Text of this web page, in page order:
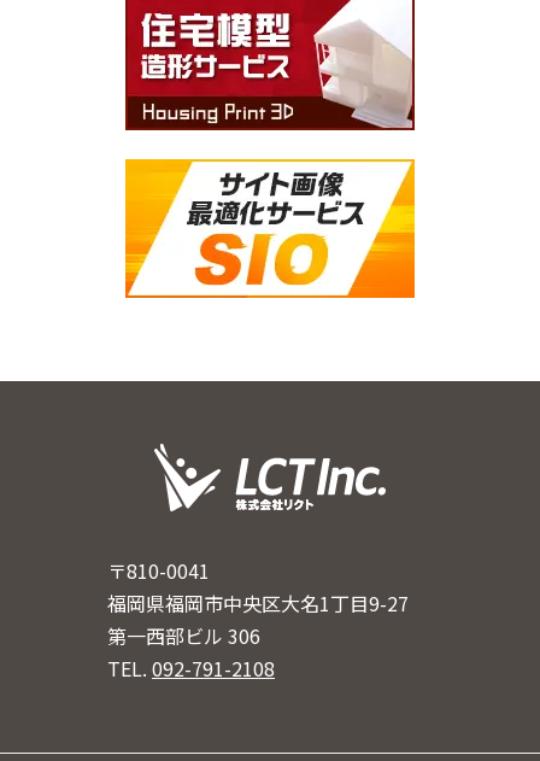
〒810-0041
福岡県福岡市中央区大名1丁目9-27
第一西部ビル 306
TEL.092-791-2108